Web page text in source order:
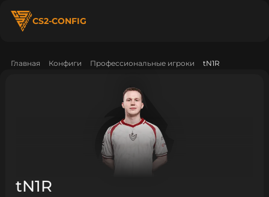
CS2-CONFIG
Главная Конфиги Профессиональные игроки tN1R
tN1R